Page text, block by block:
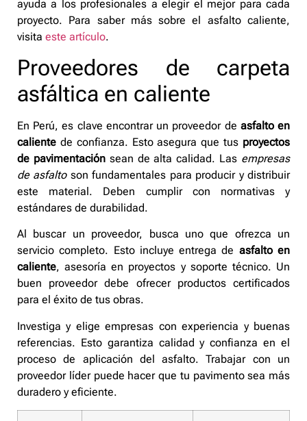
ayuda a los profesionales a elegir el mejor para cada
proyecto. Para saber más sobre el asfalto caliente,
visita este artículo.
Proveedores de carpeta
asfáltica en caliente
En Perú, es clave encontrar un proveedor de asfalto en
caliente de confianza. Esto asegura que tus proyectos
de pavimentaciónsean de alta calidad. Las empresas
de asfaltoson fundamentales para producir y distribuir
este material. Deben cumplir con normativas y
estándares de durabilidad.
Al buscar un proveedor, busca uno que ofrezca un
servicio completo. Esto incluye entrega de asfalto en
caliente, asesoría en proyectos y soporte técnico. Un
buen proveedor debe ofrecer productos certificados
para el éxito de tus obras.
Investiga y elige empresas con experiencia y buenas
referencias. Esto garantiza calidad y confianza en el
proceso de aplicación del asfalto. Trabajar con un
proveedor líder puede hacer que tu pavimento sea más
duradero y eficiente.